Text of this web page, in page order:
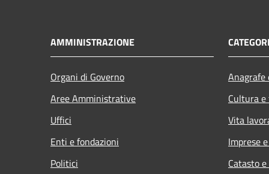
AMMINISTRAZIONE
Organi di Governo
Aree Amministrative
Uffici
Enti e fondazioni
Politici
Cultura
Vita
Imprese
Catasto